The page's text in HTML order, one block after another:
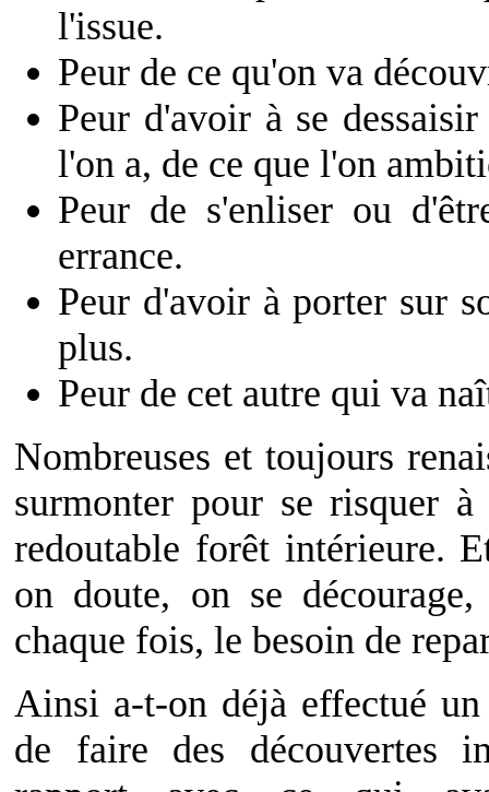
l'issue.
Peur de ce qu'on va
Peur d'avoir à se
l'on a, de ce que l'on
Peur de s'enliser ou
errance.
Peur d'avoir à porter sur
plus.
Peur de cet autre qui va
Nombreuses et toujours
surmonter pour se risquer
redoutable forêt intérieure.
on doute, on se
chaque fois, le besoin de
Ainsi a-t-on déjà effectué
de faire des découvertes